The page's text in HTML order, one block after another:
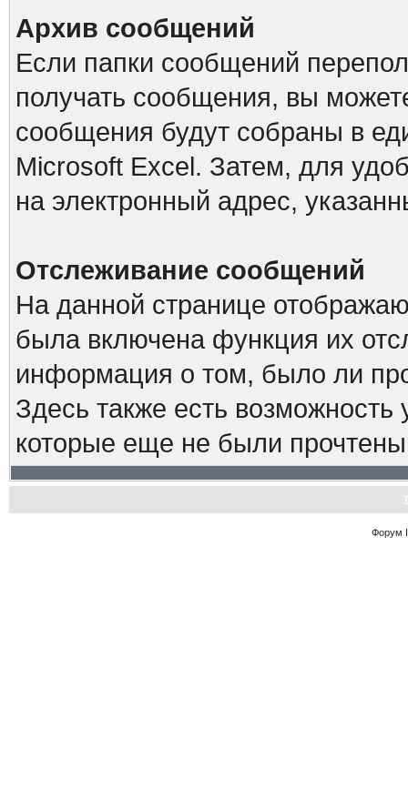
Архив сообщений
Если папки сообщений
получать сообщения, вы
сообщения будут собраны в
Microsoft Excel. Затем, для
на электронный адрес,
Отслеживание сообщений
На данной странице
была включена функция их
информация о том, было ли
Здесь также есть
которые еще не были
Форум